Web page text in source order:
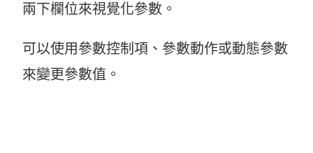
兩下欄位來視覺化參數。
可以使用參數控制項、參數動作或動態參數
來變更參數值。